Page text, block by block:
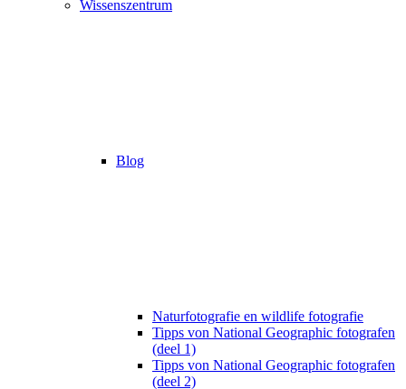
Wissenszentrum
Blog
Naturfotografie en wildlife fotografie
Tipps von National Geographic fotografen
(deel 1)
Tipps von National Geographic fotografen
(deel 2)